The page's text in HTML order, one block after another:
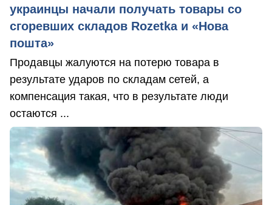
украинцы начали получать товары со
сгоревших складов Rozetka и «Нова
пошта»
Продавцы жалуются на потерю товара в
результате ударов по складам сетей, а
компенсация такая, что в результате люди
остаются ...